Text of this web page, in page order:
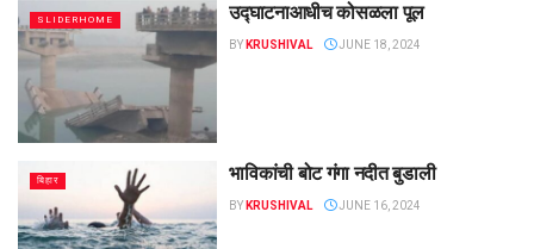
SLIDERHOME उद्घाटनाआधीच कोसळला पूल
BY KRUSHIVAL JUNE 18, 2024
बिहार भाविकांची बोट गंगा नदीत बुडाली
BY KRUSHIVAL JUNE 16, 2024